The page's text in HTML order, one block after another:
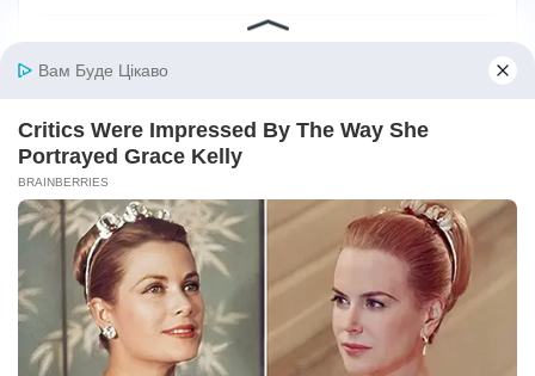
Будівництво та ремонт
Ванна кімната
Відносини
Відпочинок